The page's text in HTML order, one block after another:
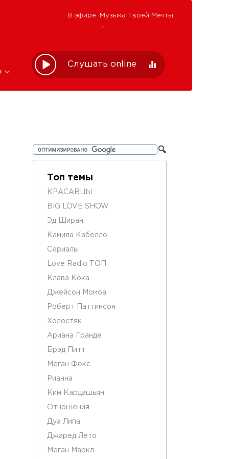
В эфире: Музыка Твоей Мечты
Слушать online
Топ темы
КРАСАВЦЫ
BIG LOVE SHOW
Эд Ширан
Камила Кабелло
Сериалы
Love Radio ТОП
Клава Кока
Джейсон Момоа
Роберт Паттинсон
Холостяк
Ариана Гранде
Брэд Питт
Меган Фокс
Рианна
Ким Кардашьян
Отношения
Дуа Липа
Джаред Лето
Меган Маркл